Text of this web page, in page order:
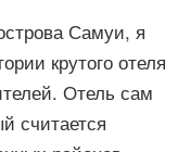
Самуи, я
крутого отеля
Отель сам
считается